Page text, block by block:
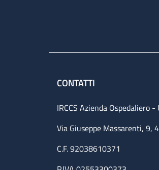
CONTATTI
IRCCS Azienda Ospedaliero
Via Giuseppe Massarenti, 9,
C.F. 92038610371